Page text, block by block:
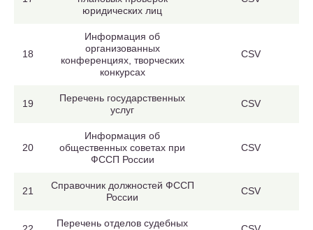
юридических лиц
18
Информация об
организованных
конференциях, творческих
конкурсах
CSV
19
Перечень государственных
услуг
CSV
20
Информация об
общественных советах при
ФССП России
CSV
21
Справочник должностей ФССП
России
CSV
Перечень отделов судебных